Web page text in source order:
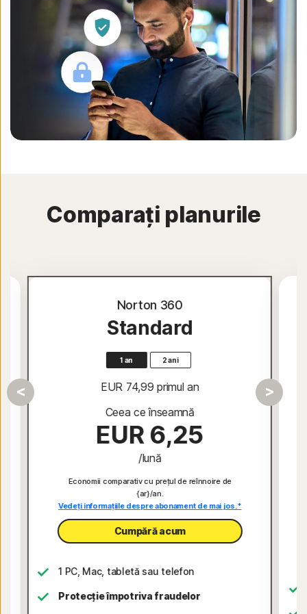
Comparați planurile
Norton 360
Standard
1 an 2 ani
EUR 74,99 primul an
Ceea ce înseamnă
EUR 6,25
/lună
Economii comparativ cu prețul de reînnoire de
{ar}/an.
Vedeți informațiile despre abonament de mai jos.*
Cumpără acum
1 PC, Mac, tabletă sau telefon
Protecție împotriva fraudelor